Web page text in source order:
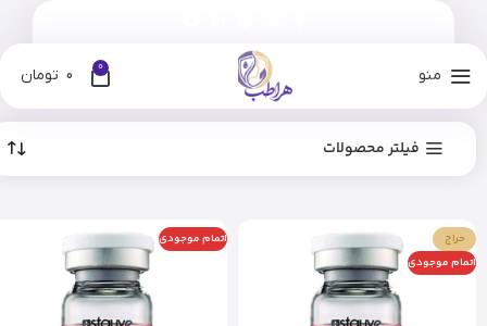
منو 0
0 تومان
فیلتر محصولات
حراج
اتمام موجودی
اتمام موجودی